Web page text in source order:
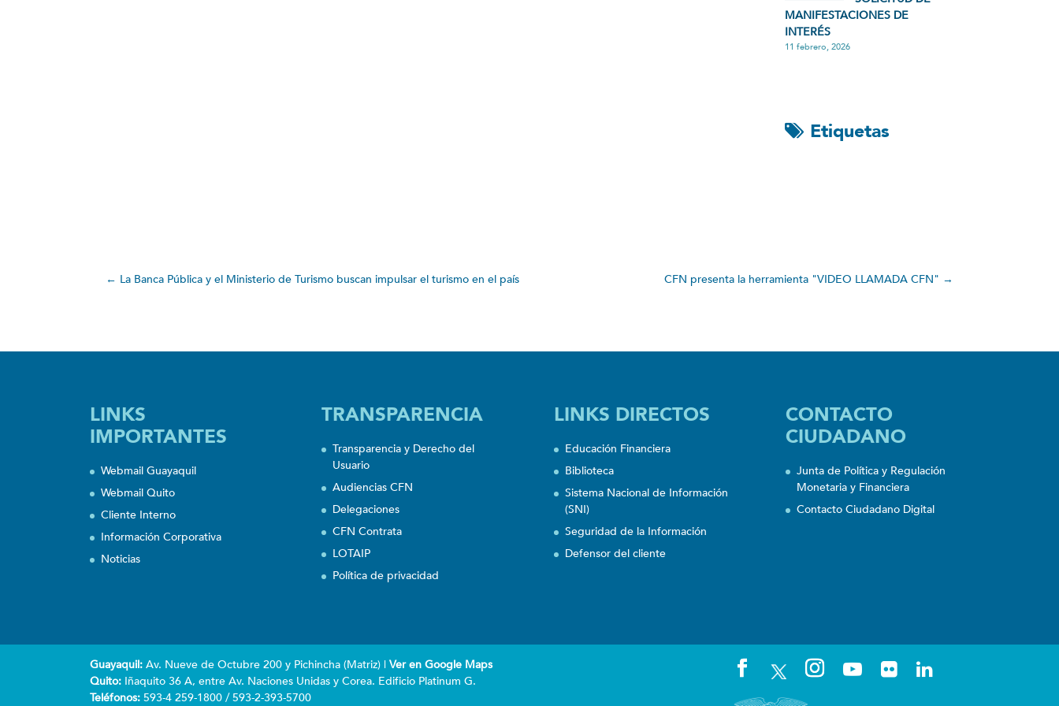
MANIFESTACIONES DE
INTERÉS
11 febrero, 2026
Etiquetas
← La Banca Pública y el Ministerio de Turismo buscan impulsar el turismo en el país CFN presenta la herramienta "VIDEO LLAMADA CFN" →
LINKS
IMPORTANTES
Webmail Guayaquil
Webmail Quito
Cliente Interno
Información Corporativa
Noticias
TRANSPARENCIA
Transparencia y Derecho del
Usuario
Audiencias CFN
Delegaciones
CFN Contrata
LOTAIP
Política de privacidad
LINKS DIRECTOS
Educación Financiera
Biblioteca
Sistema Nacional de Información
(SNI)
Seguridad de la Información
Defensor del cliente
CONTACTO
CIUDADANO
Junta de Política y Regulación
Monetaria y Financiera
Contacto Ciudadano Digital
Guayaquil: Av. Nueve de Octubre 200 y Pichincha (Matriz) | Ver en Google Maps
Quito: Iñaquito 36 A, entre Av. Naciones Unidas y Corea. Edificio Platinum G.
Teléfonos: 593-4 259-1800 / 593-2-393-5700